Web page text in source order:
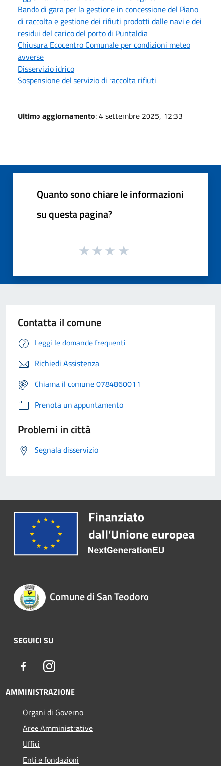
Bando di gara per la gestione in concessione del Piano
di raccolta e gestione dei rifiuti prodotti dalle navi e dei
residui del carico del porto di Puntaldia
Chiusura Ecocentro Comunale per condizioni meteo
avverse
Disservizio idrico
Sospensione del servizio di raccolta rifiuti
Ultimo aggiornamento: 4 settembre 2025, 12:33
Quanto sono chiare le informazioni
su questa pagina?
Contatta il comune
Leggi le domande frequenti
Richiedi Assistenza
Chiama il comune 0784860011
Prenota un appuntamento
Problemi in città
Segnala disservizio
Comune di San Teodoro
SEGUICI SU
FacebookInstagram
AMMINISTRAZIONE
Organi di Governo
Aree Amministrative
Uffici
Enti e fondazioni